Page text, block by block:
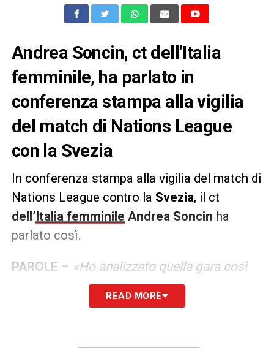
Andrea Soncin, ct dell’Italia
femminile, ha parlato in
conferenza stampa alla vigilia
del match di Nations League
con la Svezia
In conferenza stampa alla vigilia del match di
Nations League contro la Svezia, il ct
dell’Italia femminile Andrea Soncin ha
parlato così.
PAROLE – «Ho analizzato quella gara così
come tante altre, 0-5 è stato un risultato
troppo pesante in una gara dove, per alcuni
READ MORE